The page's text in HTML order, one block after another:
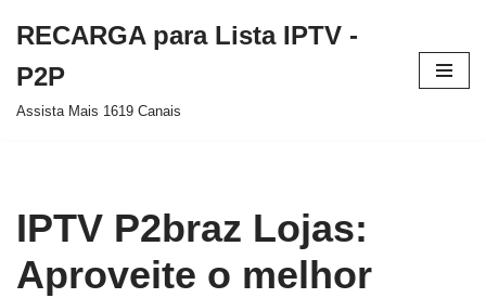
para
o
RECARGA para Lista IPTV -
P2P
Assista Mais 1619 Canais
IPTV P2braz Lojas:
Aproveite o melhor